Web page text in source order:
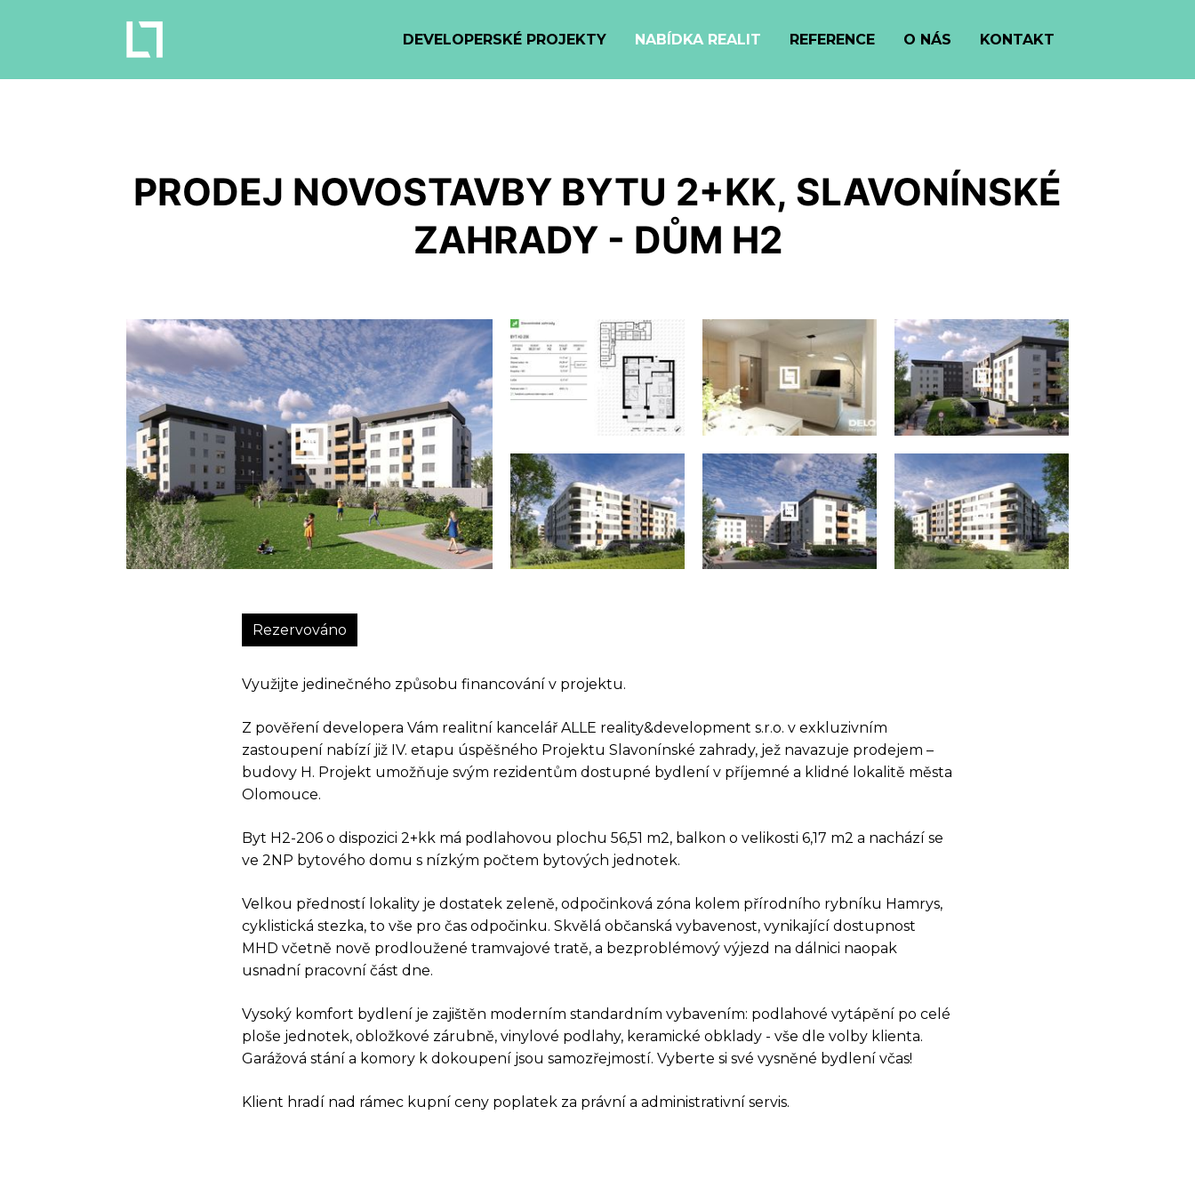
DEVELOPERSKÉ PROJEKTY NABÍDKA REALIT REFERENCE O NÁS KONTAKT
PRODEJ NOVOSTAVBY BYTU 2+KK, SLAVONÍNSKÉ
ZAHRADY - DŮM H2
Rezervováno
Využijte jedinečného způsobu financování v projektu.
Z pověření developera Vám realitní kancelář ALLE reality&development s.r.o. v exkluzivním
zastoupení nabízí již IV. etapu úspěšného Projektu Slavonínské zahrady, jež navazuje prodejem –
budovy H. Projekt umožňuje svým rezidentům dostupné bydlení v příjemné a klidné lokalitě města
Olomouce.
Byt H2-206 o dispozici 2+kk má podlahovou plochu 56,51 m2, balkon o velikosti 6,17 m2 a nachází se
ve 2NP bytového domu s nízkým počtem bytových jednotek.
Velkou předností lokality je dostatek zeleně, odpočinková zóna kolem přírodního rybníku Hamrys,
cyklistická stezka, to vše pro čas odpočinku. Skvělá občanská vybavenost, vynikající dostupnost
MHD včetně nově prodloužené tramvajové tratě, a bezproblémový výjezd na dálnici naopak
usnadní pracovní část dne.
Vysoký komfort bydlení je zajištěn moderním standardním vybavením: podlahové vytápění po celé
ploše jednotek, obložkové zárubně, vinylové podlahy, keramické obklady - vše dle volby klienta.
Garážová stání a komory k dokoupení jsou samozřejmostí. Vyberte si své vysněné bydlení včas!
Klient hradí nad rámec kupní ceny poplatek za právní a administrativní servis.
DOTAZ K TÉTO NEMOVITOSTI